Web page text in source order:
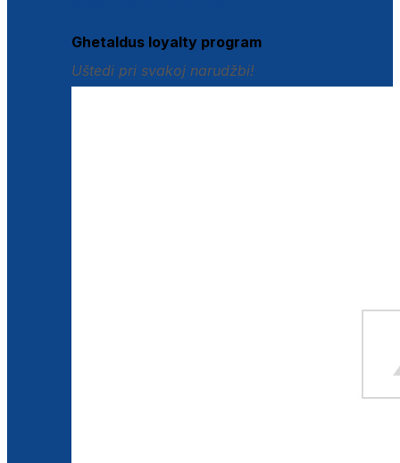
Ghetaldus loyalty program
Uštedi pri svakoj narudžbi!